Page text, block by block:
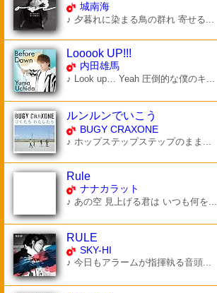
城南海
♪ 夕暮れに染まる鳥の群れ 寄せる...
Looook UP!!!
内田雄馬
♪ Look up… Yeah 圧倒的な僕のキ...
ルンルンでいこう
BUGY CRAXONE
♪ ホップステップステップのまま...
Rule
ナナカラット
♪ あの空 見上げる君は いつも何を...
RULE
SKY-HI
♪ 今日もアラームが指揮執る音頭...